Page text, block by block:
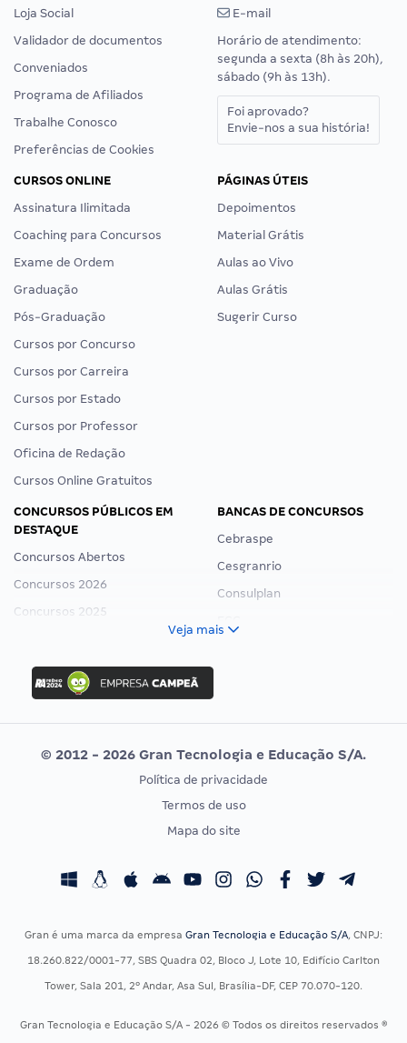
Loja Social
Validador de documentos
Conveniados
Programa de Afiliados
Trabalhe Conosco
Preferências de Cookies
E-mail
Horário de atendimento:
segunda a sexta (8h às 20h),
sábado (9h às 13h).
Foi aprovado?
Envie-nos a sua história!
CURSOS ONLINE
Assinatura Ilimitada
Coaching para Concursos
Exame de Ordem
Graduação
Pós-Graduação
Cursos por Concurso
Cursos por Carreira
Cursos por Estado
Cursos por Professor
Oficina de Redação
Cursos Online Gratuitos
PÁGINAS ÚTEIS
Depoimentos
Material Grátis
Aulas ao Vivo
Aulas Grátis
Sugerir Curso
CONCURSOS PÚBLICOS EM
DESTAQUE
Concursos Abertos
Concursos 2026
Concursos 2025
Concurso Ibama
Concurso MPU
Editais publicados
BANCAS DE CONCURSOS
Cebraspe
Cesgranrio
Consulplan
Vunesp
CONCURSOS POR PROFISSÃO
Concursos Fiscais
Concursos Saúde
Residência Multiprofissional
EXAME DE ORDEM
Calendário OAB
Veja mais
© 2012 - 2026 Gran Tecnologia e Educação S/A.
Política de privacidade
Termos de uso
Mapa do site
Gran é uma marca da empresa Gran Tecnologia e Educação S/A, CNPJ:
18.260.822/0001-77, SBS Quadra 02, Bloco J, Lote 10, Edifício Carlton
Tower, Sala 201, 2º Andar, Asa Sul, Brasília-DF, CEP 70.070-120.
Gran Tecnologia e Educação S/A - 2026 © Todos os direitos reservados ®